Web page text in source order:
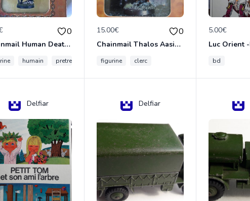
0
Chainmail Human Death Cleric
humain pretre
15.00€ 0
Chainmail Thalos Aasimar Cleric
figurine clerc
5.00€
bd
Delfiar Delfiar